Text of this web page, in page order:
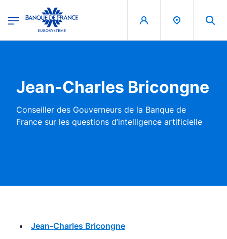
Banque de France - Menu Principal
Jean-Charles Bricongne
Conseiller des Gouverneurs de la Banque de
France sur les questions d’intelligence artificielle
Jean-Charles Bricongne